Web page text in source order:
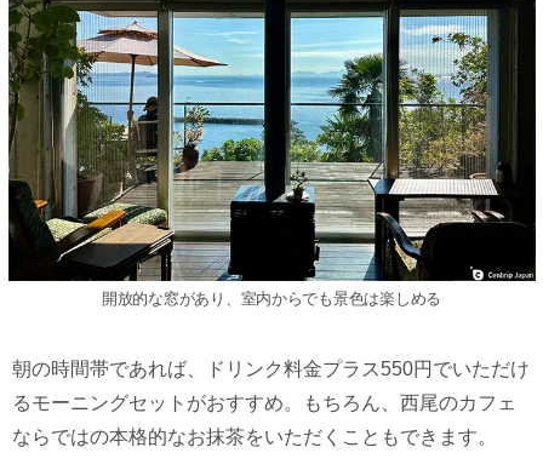
開放的な窓があり、室内からでも景色は楽しめる
朝の時間帯であれば、ドリンク料金プラス550円でいただけ
るモーニングセットがおすすめ。もちろん、西尾のカフェ
ならではの本格的なお抹茶をいただくこともできます。